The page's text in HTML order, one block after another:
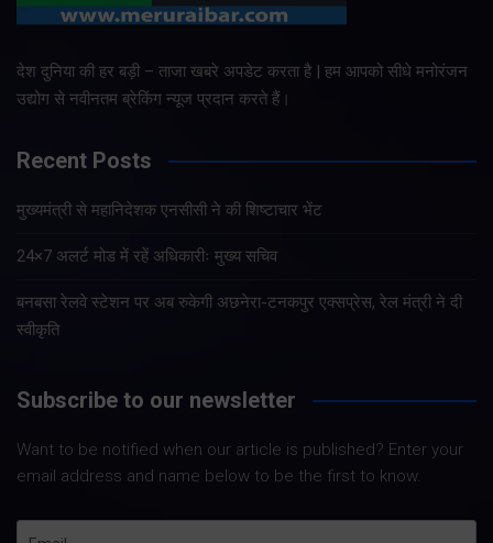
देश दुनिया की हर बड़ी – ताजा खबरे अपडेट करता है | हम आपको सीधे मनोरंजन
उद्योग से नवीनतम ब्रेकिंग न्यूज प्रदान करते हैं।
Recent Posts
मुख्यमंत्री से महानिदेशक एनसीसी ने की शिष्टाचार भेंट
24×7 अलर्ट मोड में रहें अधिकारीः मुख्य सचिव
बनबसा रेलवे स्टेशन पर अब रुकेगी अछनेरा-टनकपुर एक्सप्रेस, रेल मंत्री ने दी
स्वीकृति
Subscribe to our newsletter
Want to be notified when our article is published? Enter your
email address and name below to be the first to know.